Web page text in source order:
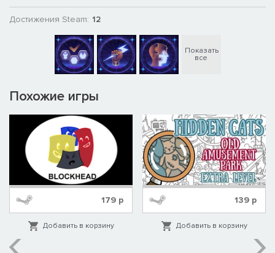
Достижения Steam: 12
Показать
все
Похожие игры
179р
Добавить в корзину
139р
Добавить в корзину